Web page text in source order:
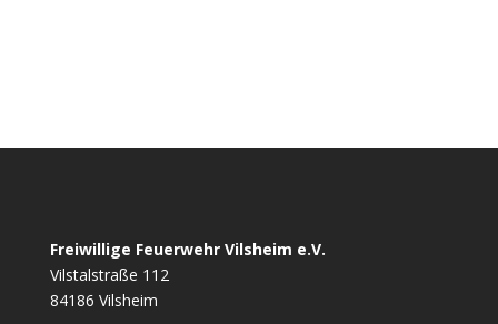
Freiwillige Feuerwehr Vilsheim e.V.
Vilstalstraße 112
84186 Vilsheim